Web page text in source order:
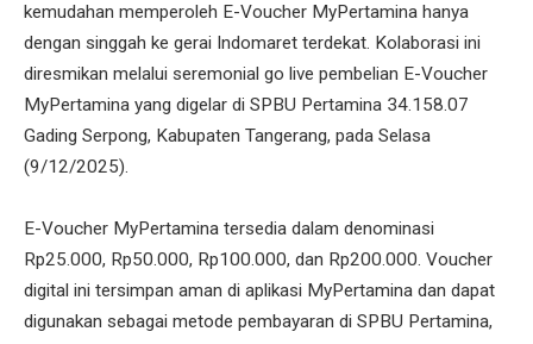
kemudahan memperoleh E-Voucher MyPertamina hanya
dengan singgah ke gerai Indomaret terdekat. Kolaborasi ini
diresmikan melalui seremonial go live pembelian E-Voucher
MyPertamina yang digelar di SPBU Pertamina 34.158.07
Gading Serpong, Kabupaten Tangerang, pada Selasa
(9/12/2025).
E-Voucher MyPertamina tersedia dalam denominasi
Rp25.000, Rp50.000, Rp100.000, dan Rp200.000. Voucher
digital ini tersimpan aman di aplikasi MyPertamina dan dapat
digunakan sebagai metode pembayaran di SPBU Pertamina,